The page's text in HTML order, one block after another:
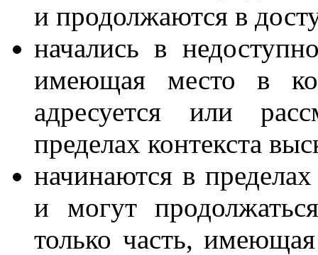
и продолжаются в
начались в
имеющая место в
адресуется или
пределах контекста
начинаются в
и могут
только часть,